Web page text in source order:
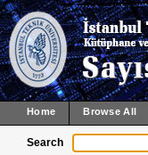
Home Browse All
Search